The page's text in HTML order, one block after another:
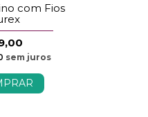
com Fios
sem juros